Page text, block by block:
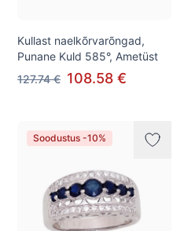
Kullast naelkõrvarõngad,
Punane Kuld 585°, Ametüst
127.74 € 108.58 €
Soodustus -10%